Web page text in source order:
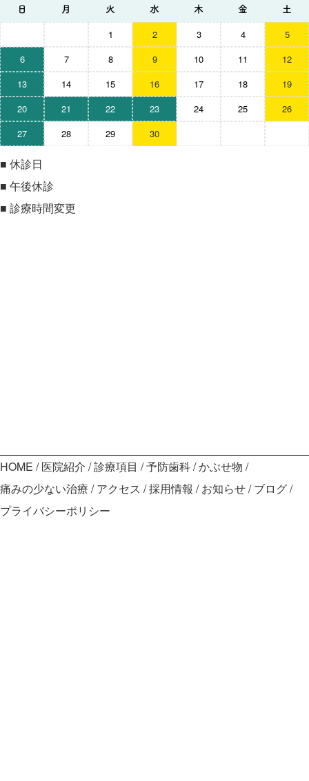
日 月 火 水 木 金 土
1 2 3 4
5
6
7 8 9 10 11
12
13
14 15 16 17 18
19
20
21 22 23 24 25
26
27
28 29 30
■ 休診日
■ 午後休診
■ 診療時間変更
HOME 医院紹介 診療項目 予防歯科 かぶせ物
痛みの少ない治療
アクセス 採用情報 お知らせ ブログ
プライバシーポリシー